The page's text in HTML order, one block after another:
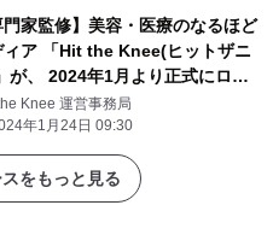
門家監修】美容・医療のなるほど
ィア 「Hit the Knee(ヒットザニ
が、 2024年1月より正式にロー
しました
Knee 運営事務局
年1月24日 09:30
をもっと見る